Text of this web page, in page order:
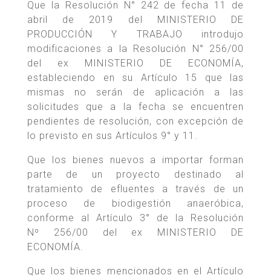
Que la Resolución N° 242 de fecha 11 de
abril de 2019 del MINISTERIO DE
PRODUCCIÓN Y TRABAJO introdujo
modificaciones a la Resolución N° 256/00
del ex MINISTERIO DE ECONOMÍA,
estableciendo en su Artículo 15 que las
mismas no serán de aplicación a las
solicitudes que a la fecha se encuentren
pendientes de resolución, con excepción de
lo previsto en sus Artículos 9° y 11.
Que los bienes nuevos a importar forman
parte de un proyecto destinado al
tratamiento de efluentes a través de un
proceso de biodigestión anaeróbica,
conforme al Artículo 3° de la Resolución
Nº 256/00 del ex MINISTERIO DE
ECONOMÍA.
Que los bienes mencionados en el Artículo